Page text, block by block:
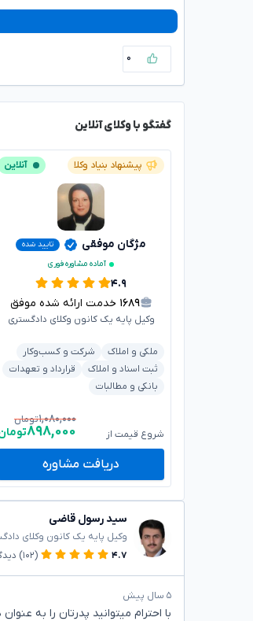
۰
گفتگو با وکلای آنلاین
پیشنهاد بنیاد وکلا آنلاین
مژگان موفقی
تایید شده
آماده مشاوره فوری
۴.۹
۱۶۸۹ خدمت ارائه شده موفق
وکیل پایه یک کانون وکلای دادگستری
ملکی و املاک
شرکت و کسب‌وکار
ثبت اسناد و املاک
قرارداد و تعهدات
بانکی و مطالبات
شروع قیمت از
۱,۰۸۰,۰۰۰تومان
۸۹۸,۰۰۰
دریافت مشاوره
سید رسول قاضی
وکیل پایه یک کانون وکلای
۴.۷
(۱۰۲)
۵ سال پیش
با احترام میتوانید پدرتان را به